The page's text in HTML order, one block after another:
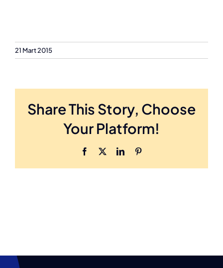
21 Mart 2015
Share This Story, Choose
Your Platform!
Facebook LinkedIn